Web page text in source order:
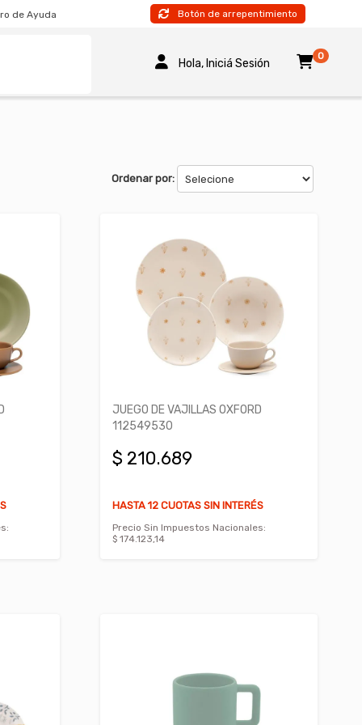
de Ayuda Botón de arrepentimiento
Hola, Iniciá Sesión
0
Ordenar por:
JUEGO DE VAJILLAS OXFORD
112549530
$ 210.689
HASTA 12 CUOTAS SIN INTERÉS
Precio Sin Impuestos Nacionales:
$ 174.123,14